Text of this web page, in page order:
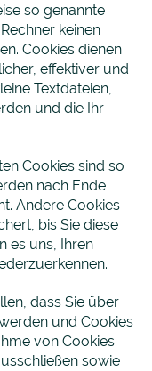
so genannte
keinen
Cookies dienen
effektiver und
Textdateien,
und die Ihr
Cookies sind so
nach Ende
Andere Cookies
bis Sie diese
es uns, Ihren
dass Sie über
und Cookies
von Cookies
sowie